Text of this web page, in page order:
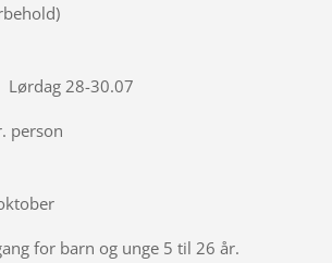
30.07
person
gass!:
for barn og unge 5 til 26 år.